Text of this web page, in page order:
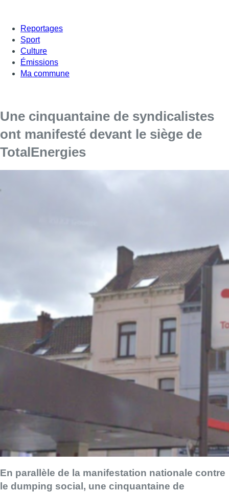
Reportages
Sport
Culture
Émissions
Ma commune
Une cinquantaine de syndicalistes
ont manifesté devant le siège de
TotalEnergies
En parallèle de la manifestation nationale contre
le dumping social, une cinquantaine de